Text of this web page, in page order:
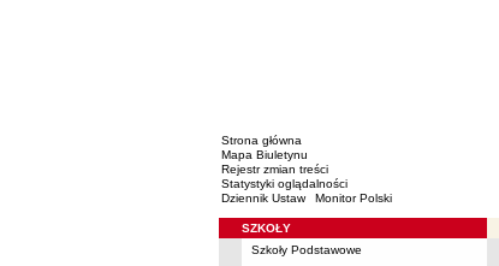
Strona główna
Mapa Biuletynu
Rejestr zmian treści
Statystyki oglądalności
Dziennik Ustaw
Monitor Polski
Menu
SZKOŁY
Szkoły Podstawowe